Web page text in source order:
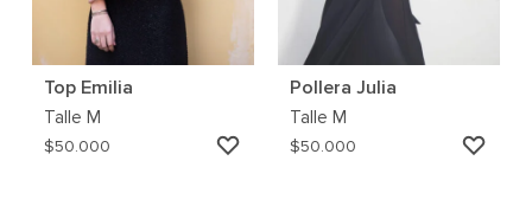
Top Emilia
Talle M
$50.000
AGREGAR
Pollera Julia
Talle M
$50.000